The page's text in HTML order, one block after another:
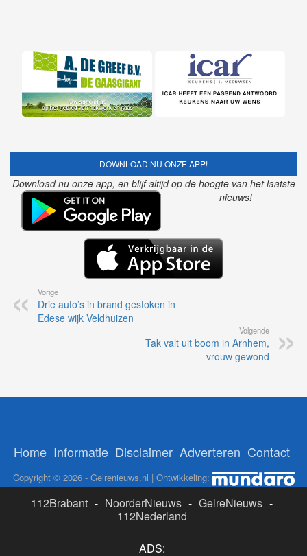
DOWNLOAD NU ONZE APP!
Download nu onze app, en blijf altijd op de hoogte van het laatste
nieuws!
Vorige
Drie auto’s in brand gestoken in
Edese wijk Veldhuizen
Volgende
Tak valt uit boom in Arnhem,
vrouw gewond
Home Informatie Disclaimer Adverteren Contact
Copyright © 2026 - Gelrenieuws.nl | Ontwikkeling:
112Brabant - NoorderNieuws - GelreNieuws -
112Nederland
ADS: